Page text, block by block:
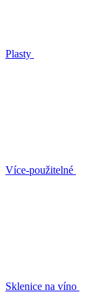
Plasty
Více-použitelné
Sklenice na víno